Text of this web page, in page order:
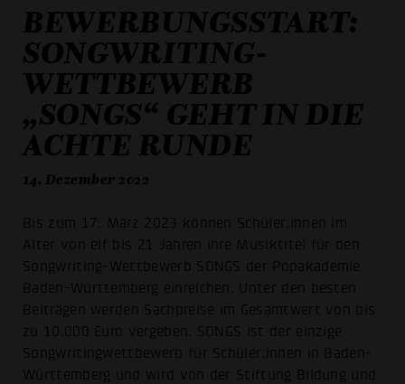
BEWERBUNGSSTART:
SONGWRITING-
WETTBEWERB
„SONGS“ GEHT IN DIE
ACHTE RUNDE
14. Dezember 2022
Bis zum 17. März 2023 können Schüler:innen im
Alter von elf bis 21 Jahren ihre Musiktitel für den
Songwriting-Wettbewerb SONGS der Popakademie
Baden-Württemberg einreichen. Unter den besten
Beiträgen werden Sachpreise im Gesamtwert von bis
zu 10.000 Euro vergeben. SONGS ist der einzige
Songwritingwettbewerb für Schüler:innen in Baden-
Württemberg und wird von der Stiftung Bildung und